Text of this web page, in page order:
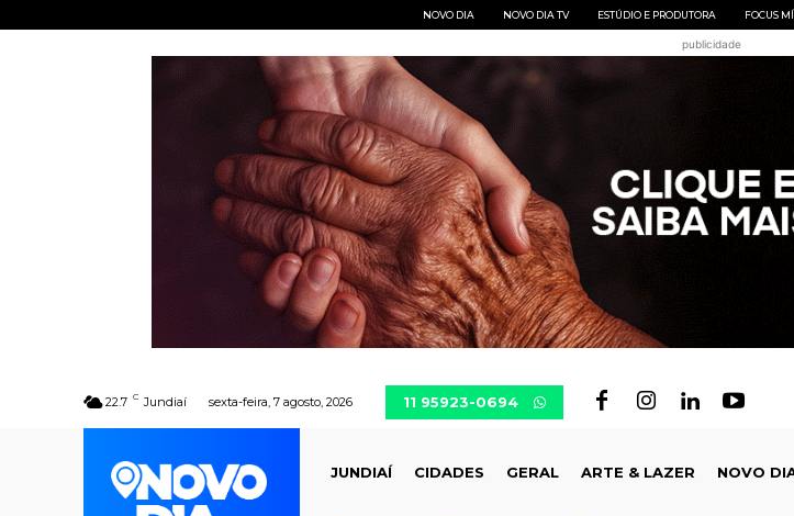
NOVO DIA NOVO DIA TV ESTÚDIO E PRODUTORA FOCUS
publicidade
22.7 C Jundiaí sexta-feira, 7 agosto, 2026 11 95923-0694
JUNDIAÍ CIDADES GERAL ARTE & LAZER NOVO